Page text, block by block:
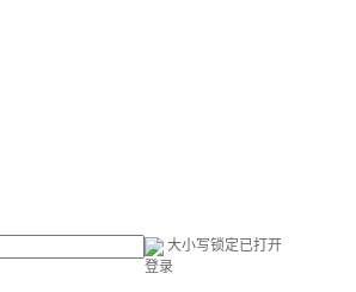
大小写锁定已打开
登录